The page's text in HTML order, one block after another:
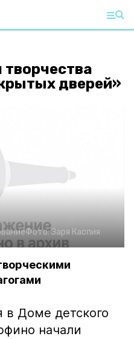
дверей»
Фото:Заря Каспия
в Доме детского
начали